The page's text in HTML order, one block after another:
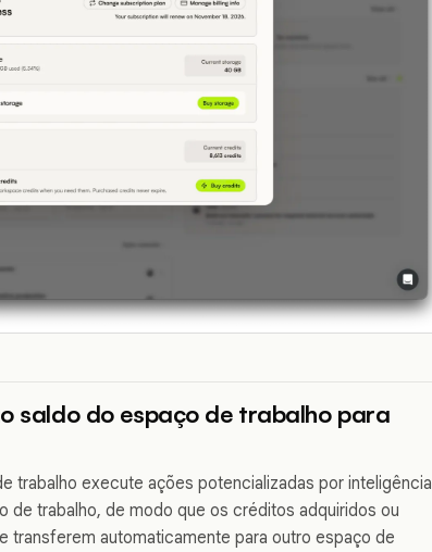
saldo do espaço de trabalho para
trabalho execute ações potencializadas por inteligência
de trabalho, de modo que os créditos adquiridos ou
transferem automaticamente para outro espaço de